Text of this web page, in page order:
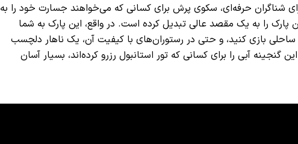
شناگران حرفه‌ای، سکوی پرش برای کسانی که می‌خواهند جسارت خود را به
پارک را به یک مقصد عالی تبدیل کرده است. در واقع، این پارک به شما
ساحلی بازی کنید، و حتی در رستوران‌های با کیفیت آن، یک ناهار دلچسب
آبی را برای کسانی که تور استانبول رزرو کرده‌اند، بسیار آسان